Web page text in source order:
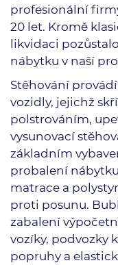
profesionální
20 let. Kromě
likvidaci
nábytku v naší
Stěhování
vozidly, jejichž
polstrováním,
vysunovací
základním
probalení
matrace a
proti posunu.
zabalení
vozíky, podvozky
popruhy a